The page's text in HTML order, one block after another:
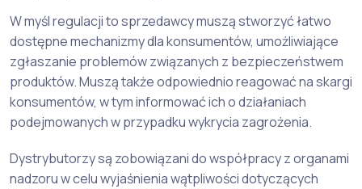
W myśl regulacji to sprzedawcy muszą stworzyć łatwo
dostępne mechanizmy dla konsumentów, umożliwiające
zgłaszanie problemów związanych z bezpieczeństwem
produktów. Muszą także odpowiednio reagować na skargi
konsumentów, w tym informować ich o działaniach
podejmowanych w przypadku wykrycia zagrożenia.
Dystrybutorzy są zobowiązani do współpracy z organami
nadzoru w celu wyjaśnienia wątpliwości dotyczących